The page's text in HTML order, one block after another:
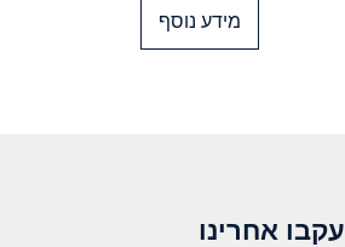
מידע נוסף
עקבו אחרינו